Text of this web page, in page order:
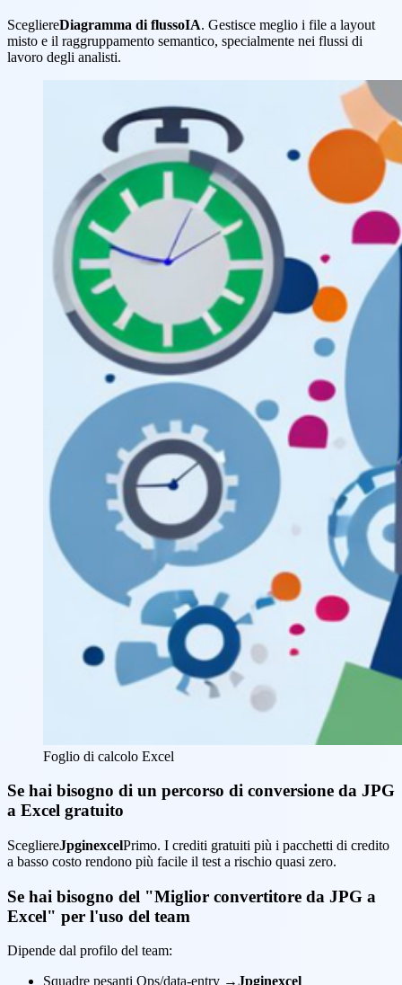
ScegliereDiagramma di flussoIA. Gestisce meglio i file a layout
misto e il raggruppamento semantico, specialmente nei flussi di
lavoro degli analisti.
Foglio di calcolo Excel
Se hai bisogno di un percorso di conversione da JPG
a Excel gratuito
ScegliereJpginexcelPrimo. I crediti gratuiti più i pacchetti di credito
a basso costo rendono più facile il test a rischio quasi zero.
Se hai bisogno del "Miglior convertitore da JPG a
Excel" per l'uso del team
Dipende dal profilo del team:
Squadre pesanti Ops/data-entry →Jpginexcel